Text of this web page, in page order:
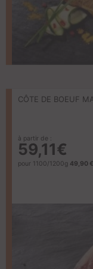
CÔTE DE BOEUF
à partir de :
59,11€
pour 1100/1200g 49,90